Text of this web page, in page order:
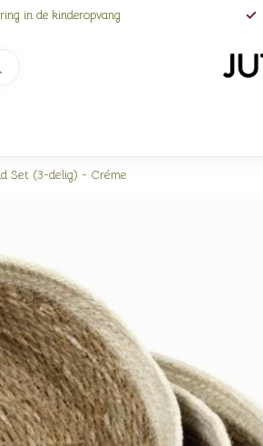
in de kinderopvang
Set (3-delig) - Créme